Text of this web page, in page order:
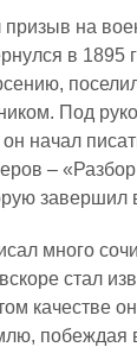
на
в 1895
Под
начал
–
завершил
много
стал
качестве
побеждая